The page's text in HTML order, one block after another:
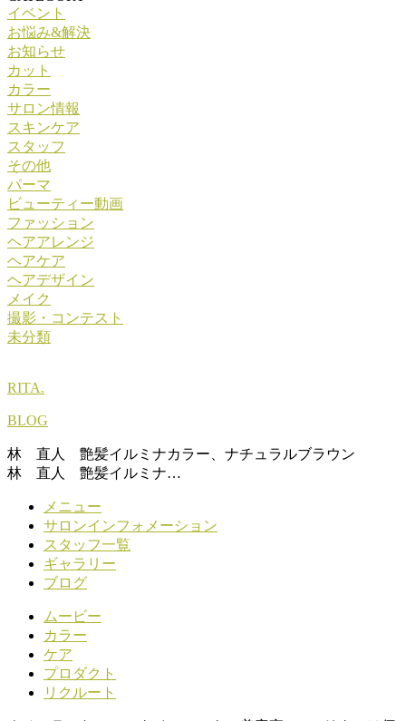
イベント
お悩み&解決
お知らせ
カット
カラー
サロン情報
スキンケア
スタッフ
その他
パーマ
ビューティー動画
ファッション
ヘアアレンジ
ヘアケア
ヘアデザイン
メイク
撮影・コンテスト
未分類
RITA.
BLOG
林 直人 艶髪イルミナカラー、ナチュラルブラウン
林 直人 艶髪イルミナ…
メニュー
サロンインフォメーション
スタッフ一覧
ギャラリー
ブログ
ムービー
カラー
ケア
プロダクト
リクルート